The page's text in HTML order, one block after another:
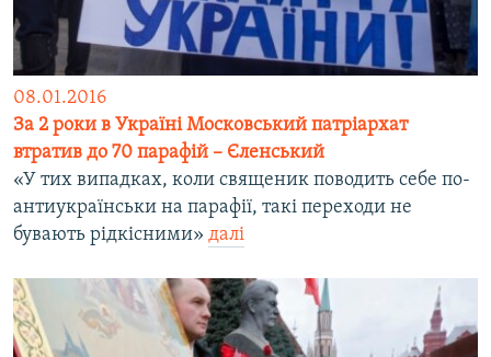
08.01.2016
За 2 роки в Україні Московський патріархат
втратив до 70 парафій – Єленський
«У тих випадках, коли священик поводить себе по-
антиукраїнськи на парафії, такі переходи не
бувають рідкісними» далі